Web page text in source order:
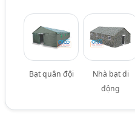
Bạt quân đội
Nhà bạt di
động